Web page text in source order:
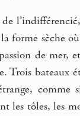
de
forme sèche
de mer,
Trois
comme
les tôles, les